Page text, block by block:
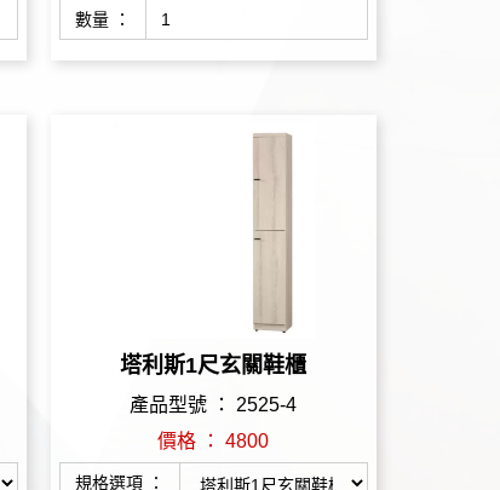
數量 ：
塔利斯1尺玄關鞋櫃
產品型號 ： 2525-4
價格 ： 4800
規格選項 ：